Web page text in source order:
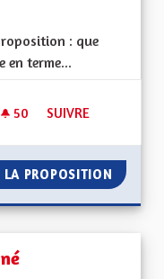
: que
en terme...
50 50 ABONNÉS
SUIVRE
LA PROPOSITION LE